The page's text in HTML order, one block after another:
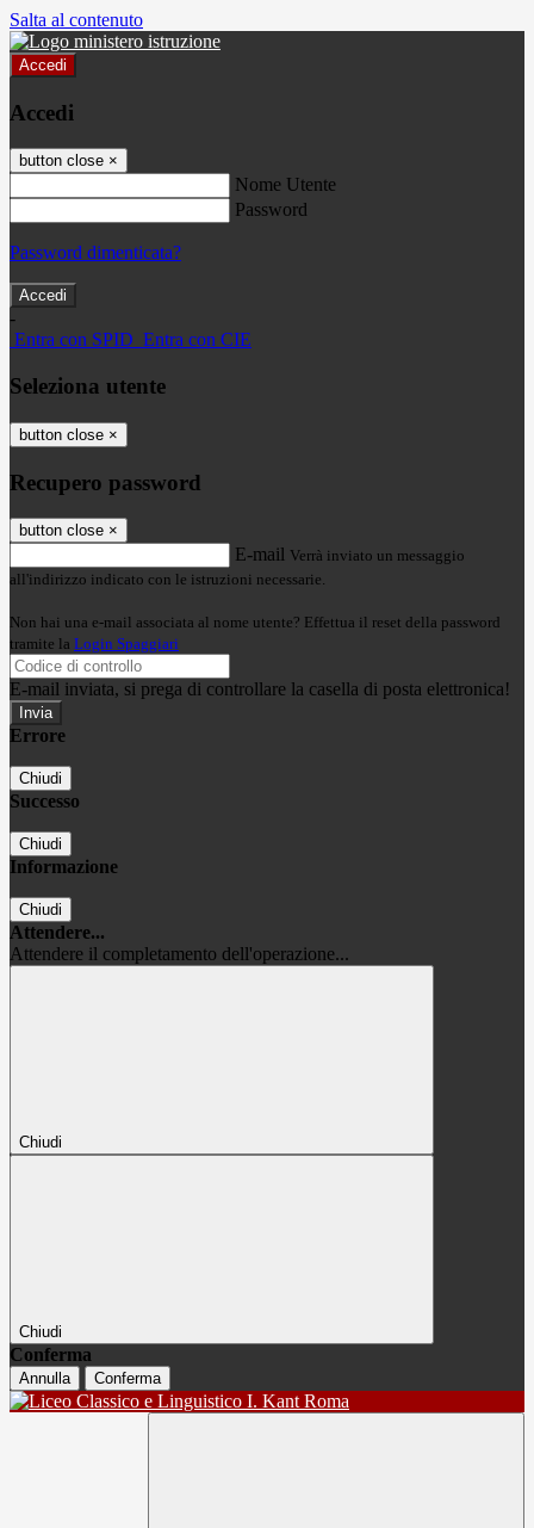
Salta al contenuto
Accedi
Accedi
button close ×
Nome Utente
Password
Password dimenticata?
-
Entra con SPID Entra con CIE
Seleziona utente
button close ×
Recupero password
button close ×
E-mail Verrà inviato un messaggio
all'indirizzo indicato con le istruzioni necessarie.
Non hai una e-mail associata al nome utente? Effettua il reset della password
tramite la Login Spaggiari
E-mail inviata, si prega di controllare la casella di posta elettronica!
Errore
Chiudi
Successo
Chiudi
Informazione
Chiudi
Attendere...
Attendere il completamento dell'operazione...
Chiudi
Chiudi
Conferma
Annulla Conferma